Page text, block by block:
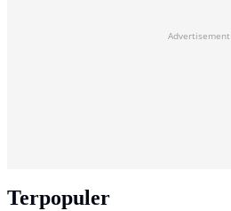
Advertisement
Terpopuler